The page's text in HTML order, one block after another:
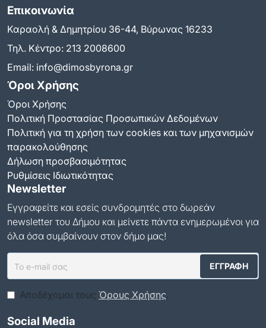
Επικοινωνία
Καραολή & Δημητρίου 36-44, Βύρωνας 16233
Τηλ. Κέντρο: 213 2008600
Email: info@dimosbyrona.gr
Όροι Χρήσης
Όροι Χρήσης
Πολιτική Προστασίας Προσωπικών Δεδομένων
Πολιτική για τη χρήση των cookies και των μηχανισμών
παρακολούθησης
Δήλωση προσβασιμότητας
Ρυθμίσεις Ιδιωτικότητας
Newsletter
Εγγραφείτε και εσείς συνδρομητές στο δωρεάν
newsletter του Δήμου και μείνετε πάντα ενημερωμένοι για
όλα όσα συμβαίνουν στον δήμο μας!
Αποδέχομαι τους Όρους Χρήσης.
Social Media